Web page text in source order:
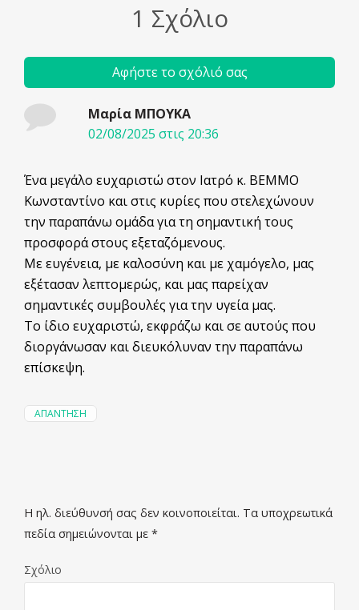
1 Σχόλιο
Αφήστε το σχόλιό σας
Μαρία ΜΠΟΥΚΑ
02/08/2025 στις 20:36
Ένα μεγάλο ευχαριστώ στον Ιατρό κ. ΒΕΜΜΟ
Κωνσταντίνο και στις κυρίες που στελεχώνουν
την παραπάνω ομάδα για τη σημαντική τους
προσφορά στους εξεταζόμενους.
Με ευγένεια, με καλοσύνη και με χαμόγελο, μας
εξέτασαν λεπτομερώς, και μας παρείχαν
σημαντικές συμβουλές για την υγεία μας.
Το ίδιο ευχαριστώ, εκφράζω και σε αυτούς που
διοργάνωσαν και διευκόλυναν την παραπάνω
επίσκεψη.
ΑΠΆΝΤΗΣΗ
Η ηλ. διεύθυνσή σας δεν κοινοποιείται. Τα υποχρεωτικά
πεδία σημειώνονται με *
Σχόλιο